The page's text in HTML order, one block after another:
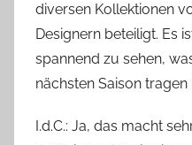
diversen Kollektionen
Designern beteiligt. Es
spannend zu sehen,
nächsten Saison
I.d.C.: Ja, das macht